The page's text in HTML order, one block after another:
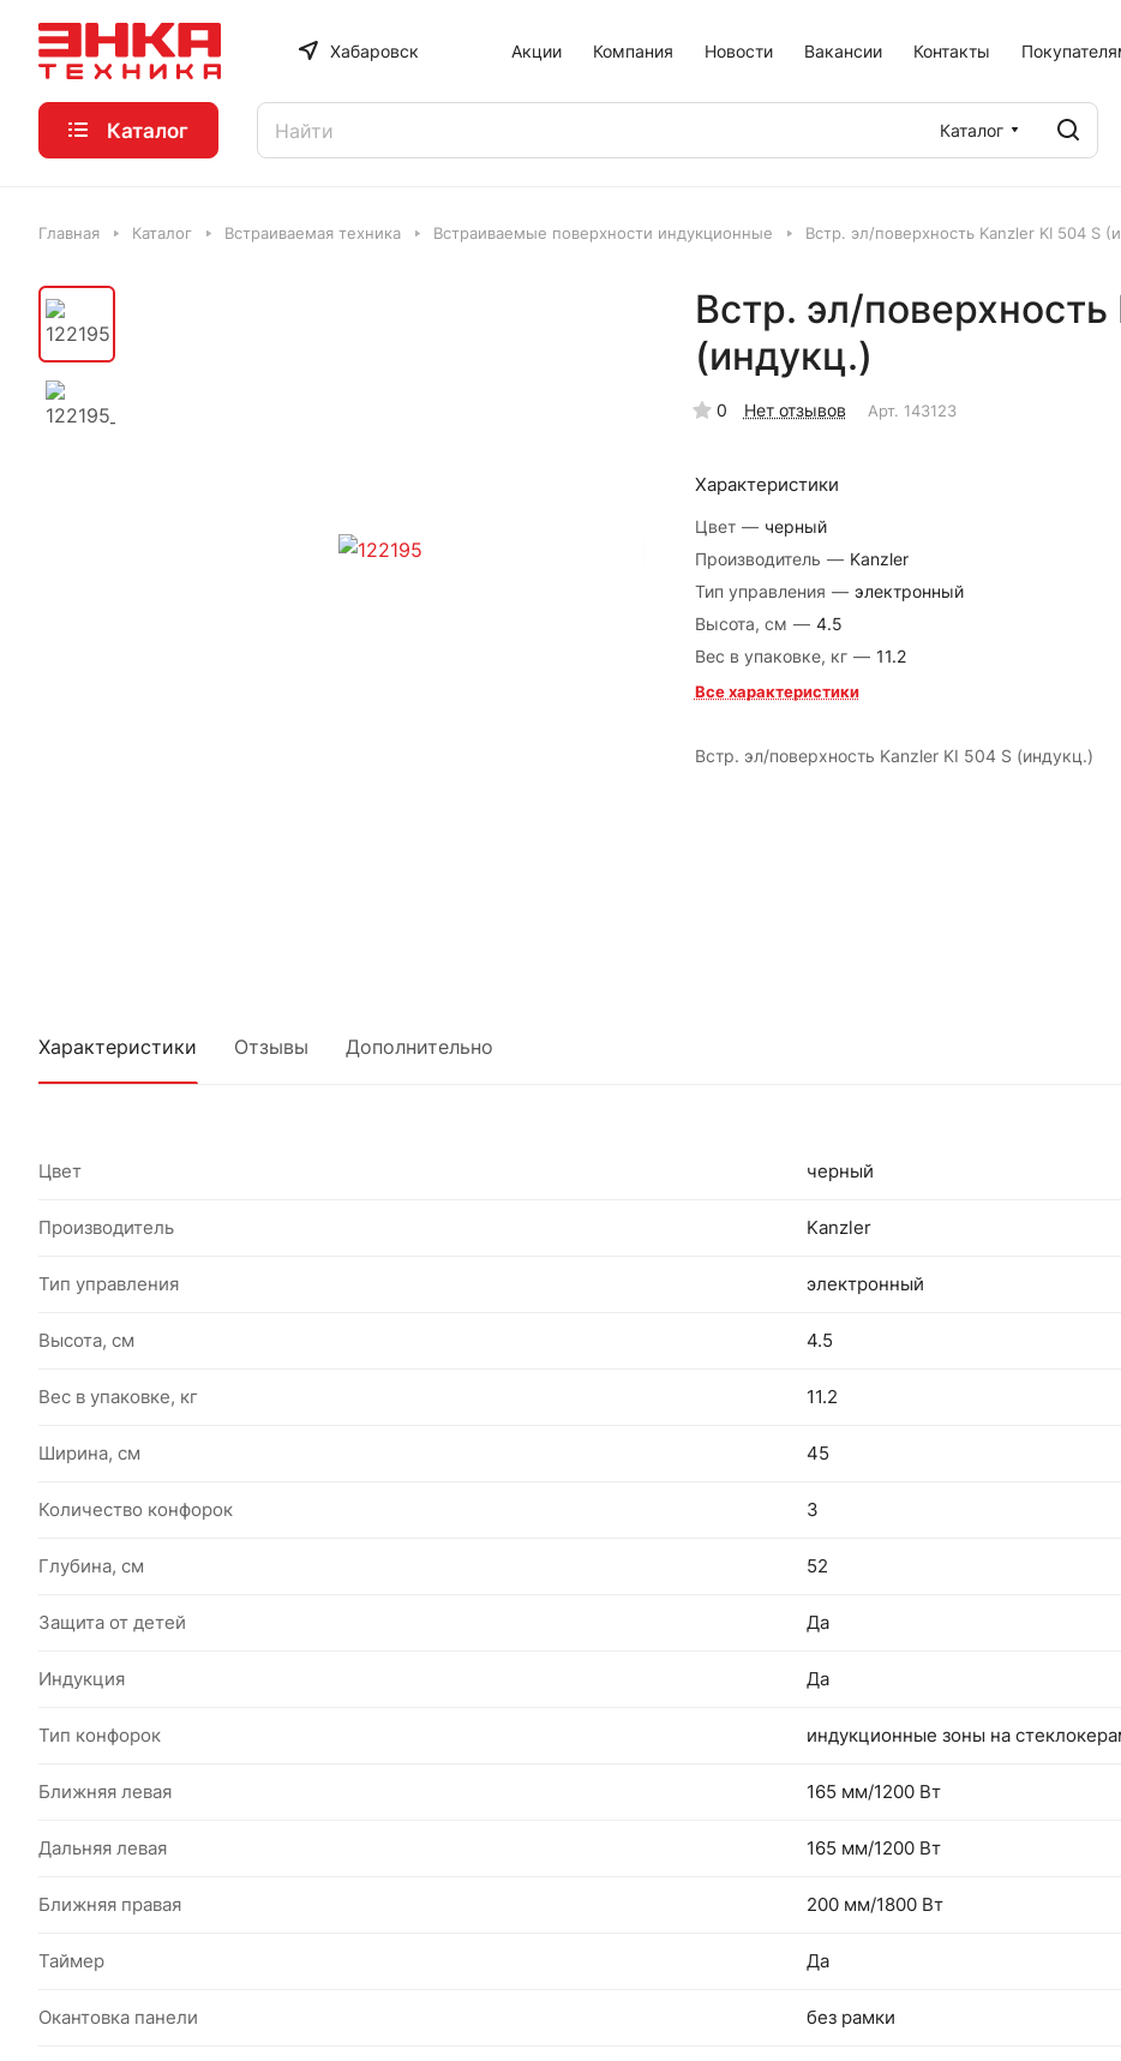
Хабаровск Акции Компания Новости Вакансии Контакты
Каталог
Каталог
Главная Каталог Встраиваемая техника Встраиваемые поверхности индукционные Встр. эл/поверхность Kanzler KI 504 S
Встр. эл/
(индукц.)
0 Нет отзывов Арт. 143123
Характеристики
Цвет — черный
Производитель — Kanzler
Тип управления — электронный
Высота, см — 4.5
Вес в упаковке, кг — 11.2
Все характеристики
Встр. эл/поверхность Kanzler KI 504 S (индукц.)
Характеристики Отзывы Дополнительно
Цвет черный
Производитель Kanzler
Тип управления электронный
Высота, см 4.5
Вес в упаковке, кг 11.2
Ширина, см 45
Количество конфорок 3
Глубина, см 52
Защита от детей Да
Индукция Да
Тип конфорок индукционные зоны на
Ближняя левая 165 мм/1200 Вт
Дальняя левая 165 мм/1200 Вт
Ближняя правая 200 мм/1800 Вт
Таймер Да
Окантовка панели без рамки